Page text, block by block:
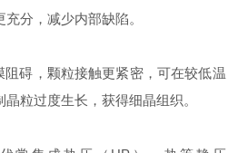
分，减少内部缺陷。
碍，颗粒接触更紧密，可在较低温
粒过度生长，获得细晶组织。